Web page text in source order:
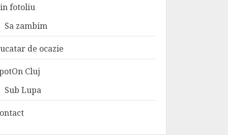
fotoliu
Sa zambim
de ocazie
Cluj
Sub Lupa